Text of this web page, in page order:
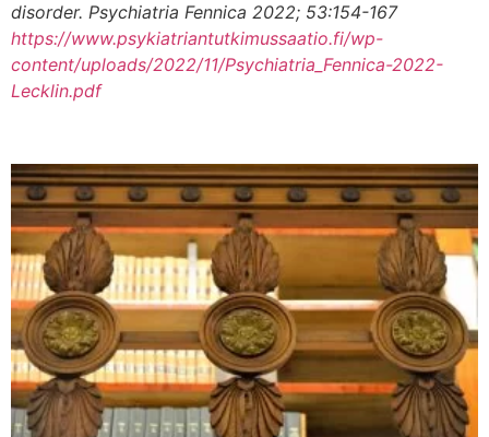
disorder. Psychiatria Fennica 2022; 53:154-167
https://www.psykiatriantutkimussaatio.fi/wp-
content/uploads/2022/11/Psychiatria_Fennica-2022-
Lecklin.pdf